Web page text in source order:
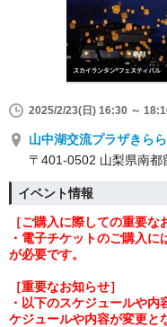
2025/2/23(日) 16:30 ～
山中湖交流プラザきらら
〒401-0502 山梨県南都
イベント情報
［ご購入に際しての重要な
・電子チケットのご購入
が必要です。
［重要なお知らせ］
・以下のスケジュールや
ケジュールや内容が変更と